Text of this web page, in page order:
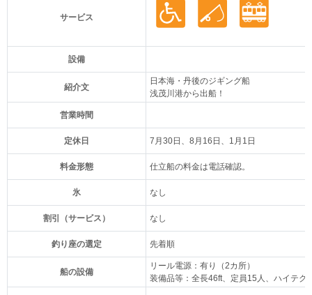
サービス
設備
紹介文
日本海・丹後のジギング船
浅茂川港から出船！
営業時間
定休日 7月30日、8月16日、1月1日
料金形態 仕立船の料金は電話確認。
氷 なし
割引（サービス） なし
釣り座の選定 先着順
船の設備
リール電源：有り（2カ所）
装備品等：全長46ft、定員15人、ハイテク